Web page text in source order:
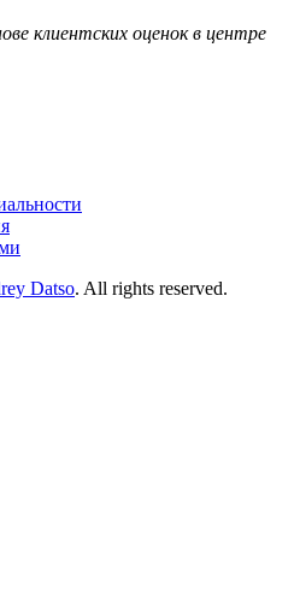
клиентских оценок в центре
Datso. All rights reserved.